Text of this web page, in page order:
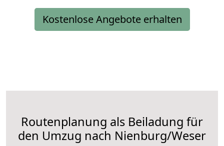
Kostenlose Angebote erhalten
Routenplanung als Beiladung für
den Umzug nach Nienburg/Weser